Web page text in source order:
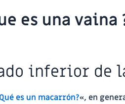
es una vaina
inferior de
es un macarrón?«, en